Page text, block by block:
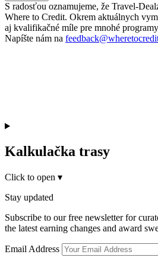
S radosťou oznamujeme, že Travel-
Where to Credit. Okrem aktuálnych
aj kvalifikačné míle pre mnohé
Napíšte nám na
Kalkulačka trasy
Click to open ▾
Stay updated
Subscribe to our free newsletter for
the latest earning changes and award
Email Address